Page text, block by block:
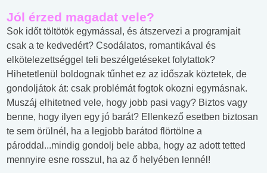
Jól érzed magadat vele?
Sok időt töltötök egymással, és átszervezi a programjait
csak a te kedvedért? Csodálatos, romantikával és
elkötelezettséggel teli beszélgetéseket folytattok?
Hihetetlenül boldognak tűnhet ez az időszak köztetek, de
gondoljátok át: csak problémát fogtok okozni egymásnak.
Muszáj elhitetned vele, hogy jobb pasi vagy? Biztos vagy
benne, hogy ilyen egy jó barát? Ellenkező esetben biztosan
te sem örülnél, ha a legjobb barátod flörtölne a
pároddal...mindig gondolj bele abba, hogy az adott tetted
mennyire esne rosszul, ha az ő helyében lennél!